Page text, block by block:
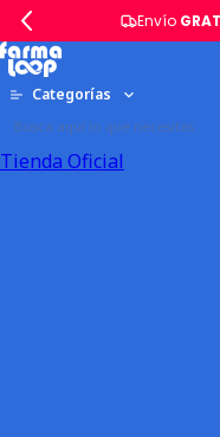
Envío
Categorías
Tienda Oficial